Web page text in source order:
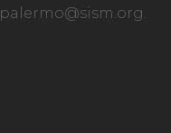
palermo@sism.org.